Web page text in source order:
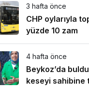
3 hafta önce
CHP oylarıyla
yüzde 10 zam
4 hafta önce
Beykoz’da
keseyi sahibine